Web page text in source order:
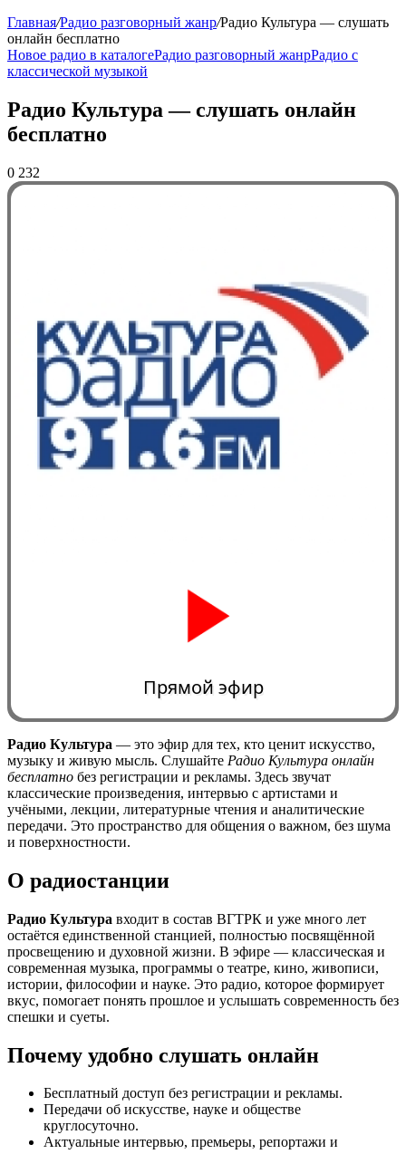
Главная/Радио разговорный жанр/Радио Культура — слушать
онлайн бесплатно
Новое радио в каталогеРадио разговорный жанрРадио с
классической музыкой
Радио Культура — слушать онлайн
бесплатно
0 232
Прямой эфир
Радио Культура — это эфир для тех, кто ценит искусство,
музыку и живую мысль. Слушайте Радио Культура онлайн
бесплатно без регистрации и рекламы. Здесь звучат
классические произведения, интервью с артистами и
учёными, лекции, литературные чтения и аналитические
передачи. Это пространство для общения о важном, без шума
и поверхностности.
О радиостанции
Радио Культура входит в состав ВГТРК и уже много лет
остаётся единственной станцией, полностью посвящённой
просвещению и духовной жизни. В эфире — классическая и
современная музыка, программы о театре, кино, живописи,
истории, философии и науке. Это радио, которое формирует
вкус, помогает понять прошлое и услышать современность без
спешки и суеты.
Почему удобно слушать онлайн
Бесплатный доступ без регистрации и рекламы.
Передачи об искусстве, науке и обществе
круглосуточно.
Актуальные интервью, премьеры, репортажи и